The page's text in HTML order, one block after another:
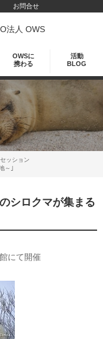
お問合せ
法人 OWS
OWSに
携わる
活動
BLOG
ッション
～｣
シロクマが集まる
にて開催